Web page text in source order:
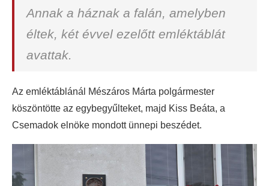
Annak a háznak a falán, amelyben
éltek, két évvel ezelőtt emléktáblát
avattak.
Az emléktáblánál Mészáros Márta polgármester
köszöntötte az egybegyűlteket, majd Kiss Beáta, a
Csemadok elnöke mondott ünnepi beszédet.